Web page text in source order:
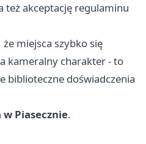
też akceptację regulaminu
miejsca szybko się
kameralny charakter - to
biblioteczne doświadczenia
Piasecznie.